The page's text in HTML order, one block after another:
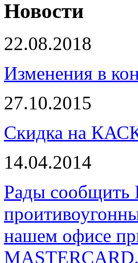
Новости
22.08.2018
Изменения в
27.10.2015
Скидка на
14.04.2014
Рады сообщить
нашем офисе
MASTERCARD.